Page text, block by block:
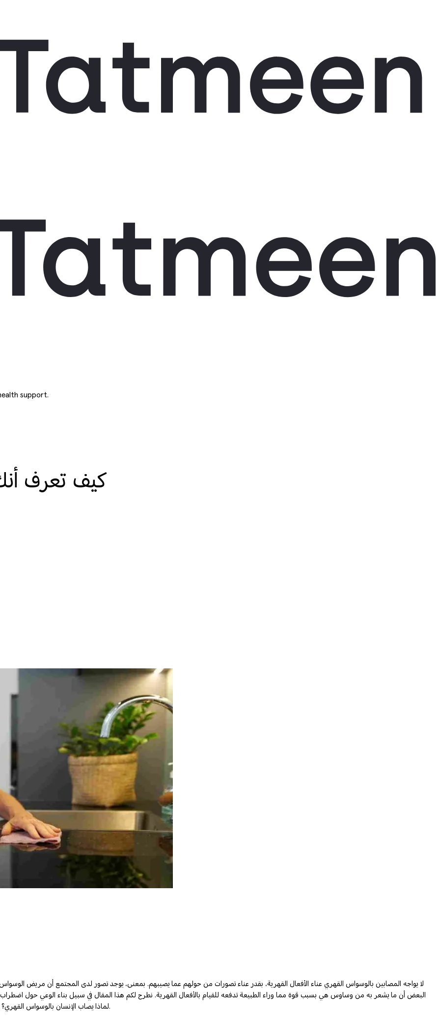
support.
كيف تعرف
لا يواجه المصابين بالوسواس القهري عناء الأفعال القهرية، بقدر عناء تصورات من حولهم عما يصيبهم. بمعنى، يوجد تصور لدى المجتمع أن مريض الوسواس
البعض أن ما يشعر به من وساوس هي بسبب قوة مما وراء الطبيعة تدفعه للقيام بالأفعال القهرية. نطرح لكم هذا المقال في سبيل بناء الوعي حول اضطراب
لماذا يصاب الإنسان بالوسواس القهري؟ كيف تعرف أنك مصاب بالوسواس القهري، والتعريف بعلاج الوسواس القهري.